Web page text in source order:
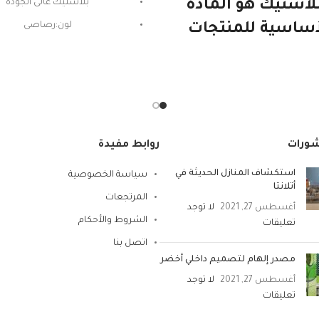
هو المادة
للمنتجات
المكون الرئيسي
لمنتجات البولي
الخاصة بنا
بلاستيك متين
يمتص القليل
جدًا من الماء وله
كيميائية جيدة،
بلاستيك عالى الجوده
لون:رصاصى
استكشاف المنازل الحديثة في
أتلانتا
أغسطس 27, 2021
لا توجد
تعليقات
مصدر إلهام لتصميم داخلي أخضر
أغسطس 27, 2021
لا توجد
تعليقات
روابط مفيدة
سياسة الخصوصية
المرتجعات
الشروط والأحكام
اتصل بنا